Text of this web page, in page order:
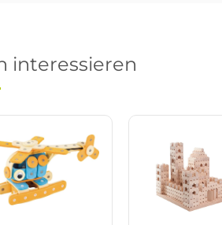
interessieren